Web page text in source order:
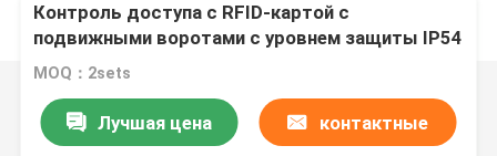
Контроль доступа с RFID-картой с
подвижными воротами с уровнем защиты IP54
MOQ：2sets
Лучшая цена контактные